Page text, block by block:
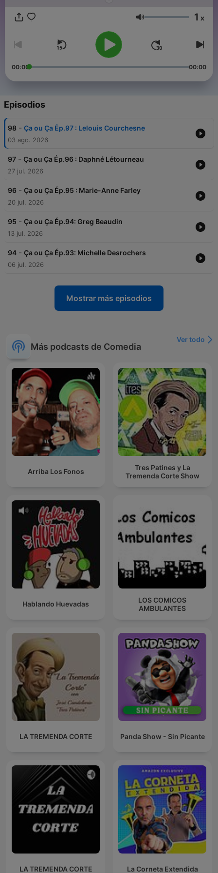
Volumen 1 x
00:00 00:00
Episodios
98 - Ça ou Ça Ép.97 : Lelouis Courchesne
03 ago. 2026
97 - Ça ou Ça Ép.96 : Daphné Létourneau
27 jul. 2026
96 - Ça ou Ça Ép.95 : Marie-Anne Farley
20 jul. 2026
95 - Ça ou Ça Ép.94: Greg Beaudin
13 jul. 2026
94 - Ça ou Ça Ép.93: Michelle Desrochers
06 jul. 2026
Mostrar más episodios
Más podcasts de Comedia
Ver todo
Arriba Los Fonos
Tres Patines y La
Tremenda Corte Show
Hablando Huevadas
LOS COMICOS
AMBULANTES
LA TREMENDA CORTE Panda Show - Sin Picante
LA TREMENDA CORTE La Corneta Extendida